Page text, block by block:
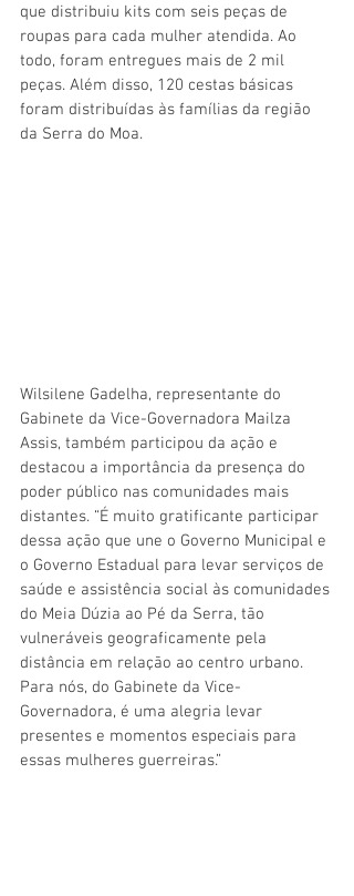
que distribuiu kits com seis peças de
roupas para cada mulher atendida. Ao
todo, foram entregues mais de 2 mil
peças. Além disso, 120 cestas básicas
foram distribuídas às famílias da região
da Serra do Moa.
Wilsilene Gadelha, representante do
Gabinete da Vice-Governadora Mailza
Assis, também participou da ação e
destacou a importância da presença do
poder público nas comunidades mais
distantes. “É muito gratificante participar
dessa ação que une o Governo Municipal e
o Governo Estadual para levar serviços de
saúde e assistência social às comunidades
do Meia Dúzia ao Pé da Serra, tão
vulneráveis geograficamente pela
distância em relação ao centro urbano.
Para nós, do Gabinete da Vice-
Governadora, é uma alegria levar
presentes e momentos especiais para
essas mulheres guerreiras.”